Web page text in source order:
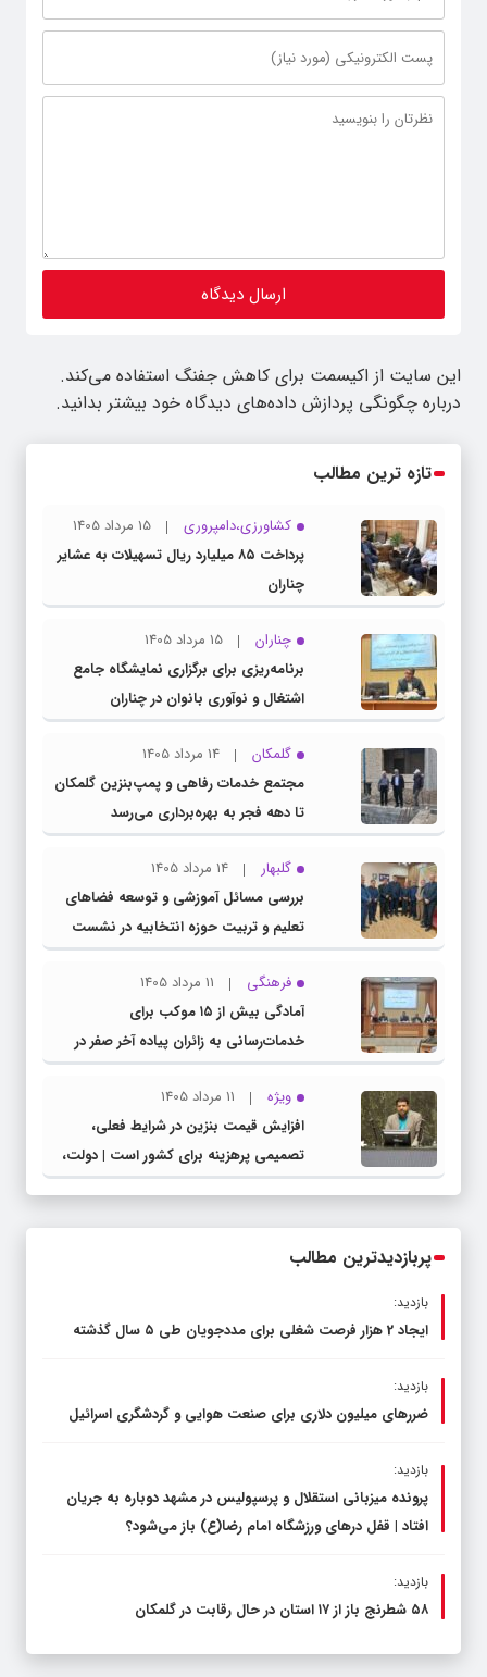
این سایت از اکیسمت برای کاهش جفنگ استفاده می‌کند.
درباره چگونگی پردازش داده‌های دیدگاه خود بیشتر بدانید.
تازه ترین مطالب
کشاورزی،دامپروری
15 مرداد 1405
پرداخت ۸۵ میلیارد ریال تسهیلات به عشایر
چناران
چناران
15 مرداد 1405
برنامه‌ریزی برای برگزاری نمایشگاه جامع
اشتغال و نوآوری بانوان در چناران
گلمکان
14 مرداد 1405
مجتمع خدمات رفاهی و پمپ‌بنزین گلمکان
تا دهه فجر به بهره‌برداری می‌رسد
گلبهار
14 مرداد 1405
بررسی مسائل آموزشی و توسعه فضاهای
تعلیم و تربیت حوزه انتخابیه در نشست
مشترک عضو کمیسیون آموزش مجلس با
مدیرکل آموزش و پرورش خراسان رضوی
فرهنگی
11 مرداد 1405
آمادگی بیش از ۱۵ موکب برای
خدمات‌رسانی به زائران پیاده آخر صفر در
شهرستان چناران
ویژه
11 مرداد 1405
افزایش قیمت بنزین در شرایط فعلی،
تصمیمی پرهزینه برای کشور است | دولت،
قاچاق سوخت و عوامل اصلی ناترازی را
پربازدیدترین مطالب
بازدید:
ایجاد 2 هزار فرصت شغلی برای مددجویان طی ۵ سال گذشته
بازدید:
ضررهای میلیون دلاری برای صنعت هوایی و گردشگری اسرائیل
بازدید:
پرونده میزبانی استقلال و پرسپولیس در مشهد دوباره به جریان
افتاد | قفل در‌های ورزشگاه امام رضا(ع) باز می‌شود؟
بازدید:
۵۸ شطرنج‌ باز از ۱۷ استان در حال رقابت در گلمکان